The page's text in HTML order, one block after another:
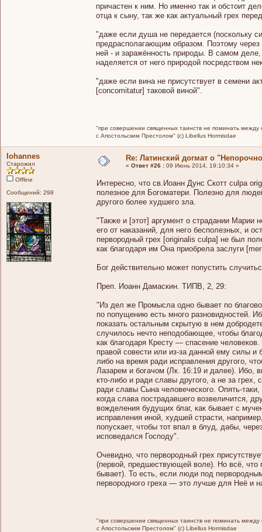
причастен к ним. Но именно так и обсто­ит
отца к сыну, так же как актуальный грех
"даже если душа не передается (поскольку
предрасполагающим образом. Поэтому
ней - и заражённость природы. В самом деле,
наделяется от него природой посредством
"даже если вина не присутствует в семени
[concomitatur] таковой виной".
"при совершении священных таинств не поминать между
с Апостольским Престолом" (c) Libellus Hormisdae
Iohannes
Старожил
Offline
Сообщений: 298
Re: Латинский догмат о
« Ответ #26 : 09 Июнь 2014, 19:10:34 »
Интересно, что св.Иоанн Дунс Скотт culpa
полезное для Богоматери. Полезно для
другого более худшего зла.
"Также и [этот] аргумент о страдании Марии
его от наказаний, для него бесполезных, и
первородный грех [originalis culpa] не был
как благодаря им Она приобрела заслуги
Бог действительно может попустить
Преп. Иоанн Дамаскин. ТИПВ, 2, 29:
"Из дел же Промысла одно бывает по
по попущению есть много разновидностей.
показать остальным скрытую в нем
случилось нечто неподобающее, чтобы
как благодаря Кресту — спасение
правой совести или из-за данной ему силы
либо на время ради исправления другого,
Лазарем и богачом (Лк. 16:19 и далее). Ибо,
кто-либо и ради славы другого, а не за
ради славы Сына человеческого. Опять-таки,
когда слава пострадавшего возвеличится,
вожделения будущих благ, как бывает с
исправления иной, худшей страсти,
попускает, чтобы тот впал в блуд, дабы,
исповедался Господу".
Очевидно, что первородный грех
(первой, предшествующей воле). Но всё,
бывает). То есть, если люди под
первородного греха — это лучше для Неё и
"при совершении священных таинств не поминать между
с Апостольским Престолом" (c) Libellus Hormisdae